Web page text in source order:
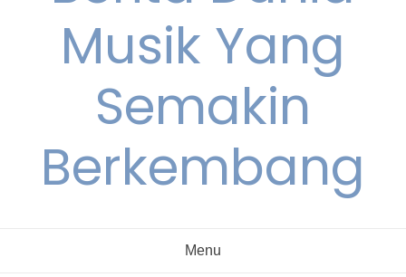
Musik Yang
Semakin
Berkembang
Menu